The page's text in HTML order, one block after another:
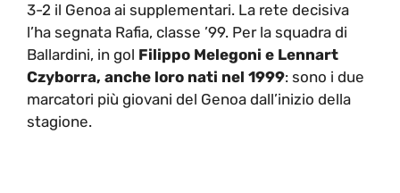
3-2 il Genoa ai supplementari. La rete decisiva
l’ha segnata Rafia, classe ’99. Per la squadra di
Ballardini, in gol Filippo Melegoni e Lennart
Czyborra, anche loro nati nel 1999: sono i due
marcatori più giovani del Genoa dall’inizio della
stagione.